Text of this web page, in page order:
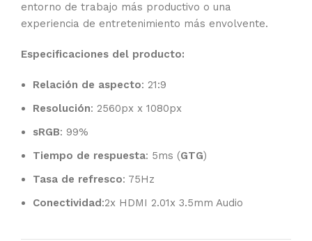
entorno de trabajo más productivo o una
experiencia de entretenimiento más envolvente.
Especificaciones del producto:
Relación de aspecto: 21:9
Resolución: 2560px x 1080px
sRGB: 99%
Tiempo de respuesta: 5ms (GTG)
Tasa de refresco: 75Hz
Conectividad:2x HDMI 2.01x 3.5mm Audio